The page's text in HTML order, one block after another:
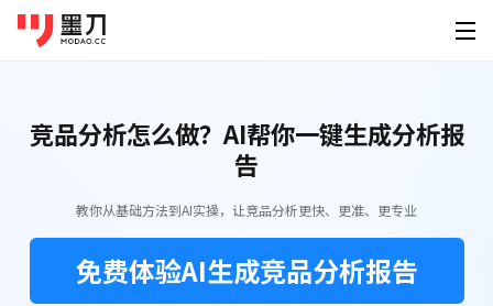
产品功能
原型设计、交互、高保真、真机演示
墨刀AI
为谁设计
素材广场
小程序
官网
后台
可视化大屏
HMI
AI生成原型
HTML转原型
下载
桌面客户端 手机移动端
定价
竞品分析怎么做？AI帮你一键生成分析报
告
教你从基础方法到AI实操，让竞品分析更快、更准、更专业
免费体验AI生成竞品分析报告